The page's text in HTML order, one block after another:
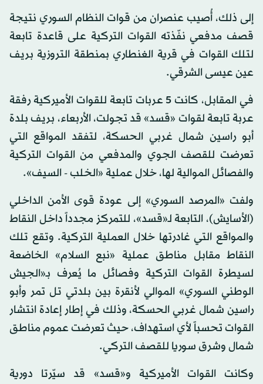
إلى ذلك، أُصيب عنصران من قوات النظام السوري نتيجة
قصف مدفعي نفّذته القوات التركية على قاعدة تابعة
لتلك القوات في قرية الغنطاري بمنطقة التروزية بريف
عين عيسى الشرقي.
في المقابل، كانت 5 عربات تابعة للقوات الأميركية رفقة
عربة تابعة لقوات «قسد» قد تجولت، الأربعاء، بريف بلدة
أبو راسين شمال غربي الحسكة، لتفقد المواقع التي
تعرضت للقصف الجوي والمدفعي من القوات التركية
والفصائل الموالية لها، خلال عملية «الخلب - السيف».
ولفت «المرصد السوري» إلى عودة قوى الأمن الداخلي
(الأسايش)، التابعة لـ«قسد»، للتمركز مجدداً داخل النقاط
والمواقع التي غادرتها خلال العملية التركية. وتقع تلك
النقاط مقابل مناطق عملية «نبع السلام» الخاضعة
لسيطرة القوات التركية وفصائل ما يُعرف بـ«الجيش
الوطني السوري» الموالي لأنقرة بين بلدتي تل تمر وأبو
راسين شمال غربي الحسكة، وذلك في إطار إعادة انتشار
القوات تحسباً لأي استهداف، حيث تعرضت عموم مناطق
شمال وشرق سوريا للقصف التركي.
وكانت القوات الأميركية و«قسد» قد سيّرتا دورية